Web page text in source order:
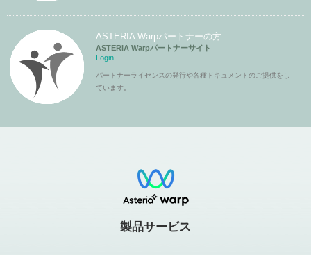
ASTERIA Warpパートナーの方
ASTERIA Warpパートナーサイト
Login
パートナーライセンスの発行や各種ドキュメントのご提供をし
ています。
製品サービス